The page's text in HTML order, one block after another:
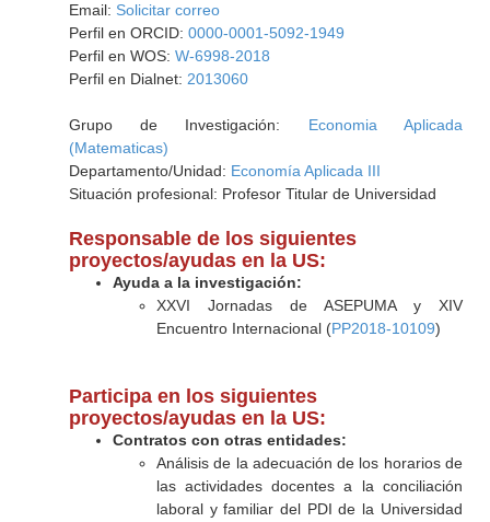
Email: Solicitar correo
Perfil en ORCID: 0000-0001-5092-1949
Perfil en WOS: W-6998-2018
Perfil en Dialnet: 2013060
Grupo de Investigación: Economia Aplicada
(Matematicas)
Departamento/Unidad: Economía Aplicada III
Situación profesional: Profesor Titular de Universidad
Responsable de los siguientes
proyectos/ayudas en la US:
Ayuda a la investigación:
XXVI Jornadas de ASEPUMA y XIV
Encuentro Internacional (PP2018-10109)
Participa en los siguientes
proyectos/ayudas en la US:
Contratos con otras entidades:
Análisis de la adecuación de los horarios de
las actividades docentes a la conciliación
laboral y familiar del PDI de la Universidad